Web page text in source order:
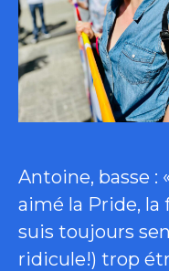
Antoine, basse :
aimé la Pride,
suis toujours
ridicule!) trop